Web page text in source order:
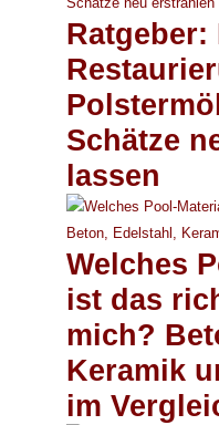
Ratgeber:
Schätze
lassen
Welches
ist das
mich?
Keramik
im